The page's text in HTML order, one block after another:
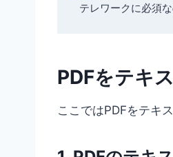
テレワークに必須
PDFをテキ
ここではPDFをテキ